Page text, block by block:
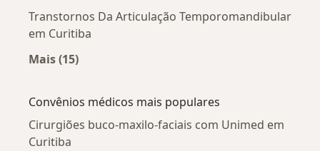
Transtornos Da Articulação Temporomandibular
em Curitiba
Mais (15)
Convênios médicos mais populares
Cirurgiões buco-maxilo-faciais com Unimed em
Curitiba